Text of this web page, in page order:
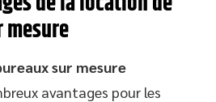
mesure
sur mesure
avantages pour les